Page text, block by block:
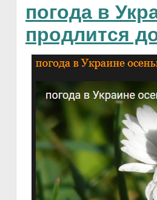
погода в
продлится